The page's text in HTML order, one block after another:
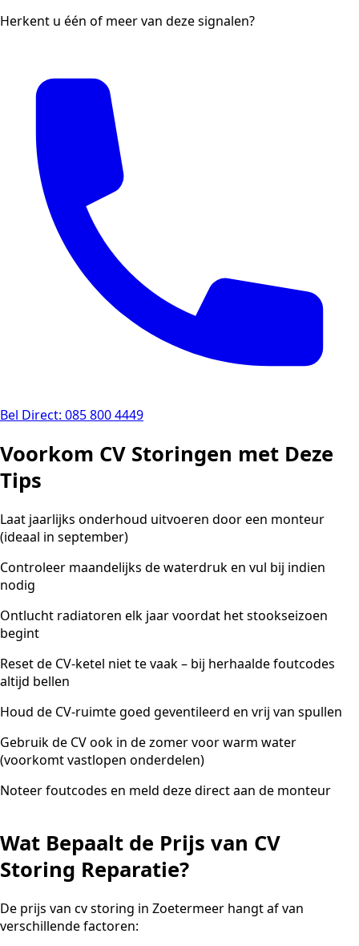
Herkent u één of meer van deze signalen?
Bel Direct: 085 800 4449
Voorkom CV Storingen met Deze
Tips
Laat jaarlijks onderhoud uitvoeren door een monteur
(ideaal in september)
Controleer maandelijks de waterdruk en vul bij indien
nodig
Ontlucht radiatoren elk jaar voordat het stookseizoen
begint
Reset de CV-ketel niet te vaak – bij herhaalde foutcodes
altijd bellen
Houd de CV-ruimte goed geventileerd en vrij van spullen
Gebruik de CV ook in de zomer voor warm water
(voorkomt vastlopen onderdelen)
Noteer foutcodes en meld deze direct aan de monteur
Wat Bepaalt de Prijs van CV
Storing Reparatie?
De prijs van cv storing in Zoetermeer hangt af van
verschillende factoren: